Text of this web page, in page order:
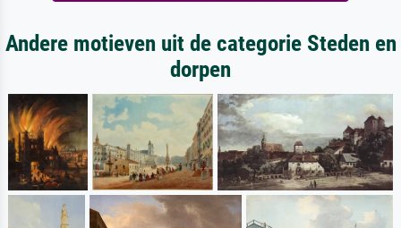
Andere motieven uit de categorie Steden en
dorpen